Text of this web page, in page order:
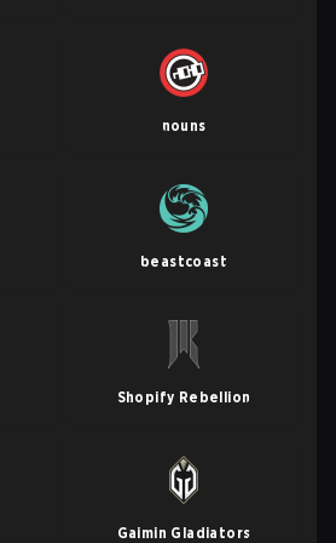
nouns
beastcoast
Shopify Rebellion
Gaimin Gladiators